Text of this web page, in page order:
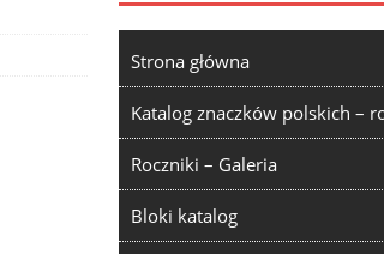
Strona główna
Katalog znaczków polskich –
Roczniki – Galeria
Bloki katalog